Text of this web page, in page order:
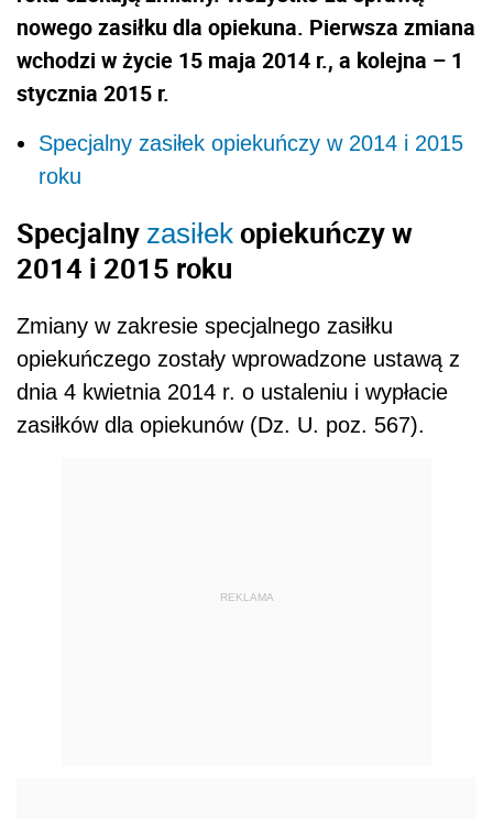
nowego zasiłku dla opiekuna. Pierwsza zmiana
wchodzi w życie 15 maja 2014 r., a kolejna – 1
stycznia 2015 r.
Specjalny zasiłek opiekuńczy w 2014 i 2015
roku
Specjalny zasiłek opiekuńczy w
2014 i 2015 roku
Zmiany w zakresie specjalnego zasiłku
opiekuńczego zostały wprowadzone ustawą z
dnia 4 kwietnia 2014 r. o ustaleniu i wypłacie
zasiłków dla opiekunów (Dz. U. poz. 567).
REKLAMA